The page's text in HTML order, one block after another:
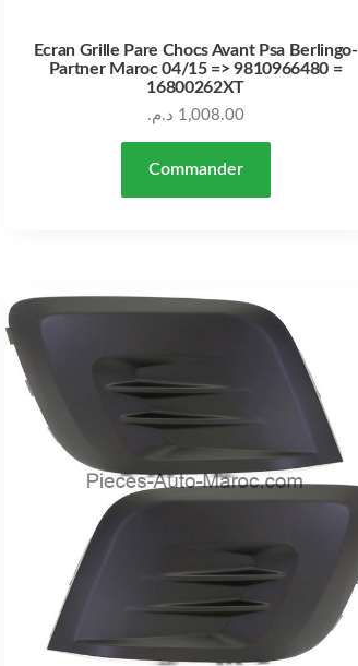
Ecran Grille Pare Chocs Avant Psa Berlingo-
Partner Maroc 04/15 => 9810966480 =
16800262XT
1,008.00 د.م.
Commander